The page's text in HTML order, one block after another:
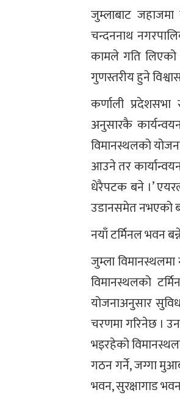
जुम्लाबाट जहाजमा
चन्दननाथ
कामले गति लिएको
गुणस्तरीय हुने
कर्णाली
अनुसारकै
विमानस्थलको
आउने तर
धेरैपटक बने ।’
उडानसमेत नभएको
नयाँ टर्मिनल भवन
जुम्ला
विमानस्थलको
योजनाअनुसार
चरणमा गरिनेछ ।
भइरहेको
गठन गर्ने, जग्गा
भवन, सुरक्षागाड